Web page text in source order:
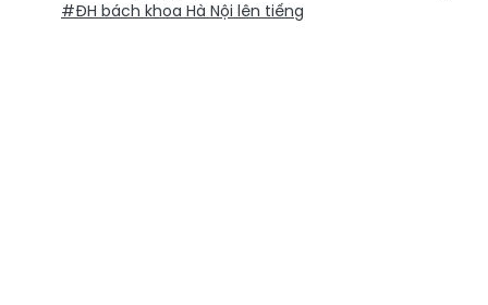
#ĐH bách khoa Hà Nội lên tiếng